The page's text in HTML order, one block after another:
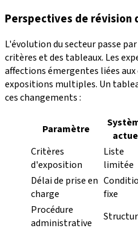
Perspectives de révision
L'évolution du secteur passe
critères et des tableaux. Les
affections émergentes liées
expositions multiples. Un
ces changements :
Paramètre
Critères
d'exposition
Liste
limitée
Délai de prise en
charge
fixe
Procédure
administrative